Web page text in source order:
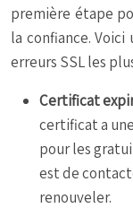
première étape
la confiance. Voici
erreurs SSL les
Certificat
certificat a
pour les
est de
renouveler.